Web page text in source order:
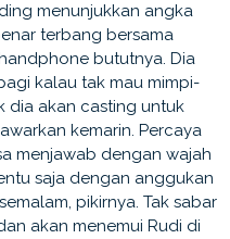
menunjukkan angka
terbang bersama
bututnya. Dia
kalau tak mau mimpi-
dia akan casting untuk
kemarin. Percaya
menjawab dengan wajah
saja dengan anggukan
pikirnya. Tak sabar
akan menemui Rudi di